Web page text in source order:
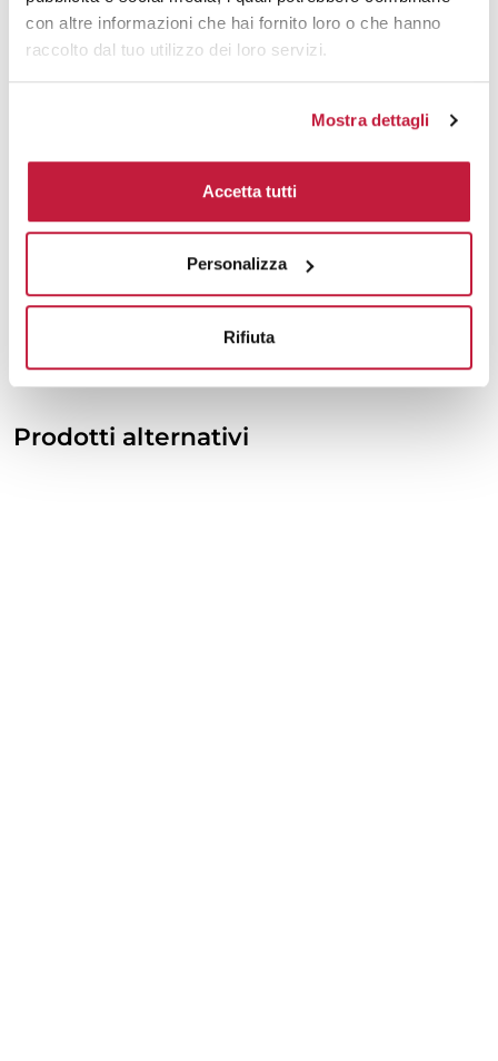
con altre informazioni che hai fornito loro o che hanno
raccolto dal tuo utilizzo dei loro servizi.
Mostra dettagli
Accetta tutti
Personalizza
Rifiuta
3000 € 14,09
Tecniche di stampa
Area di personalizzazione
Domande e risposte
Prodotti alternativi